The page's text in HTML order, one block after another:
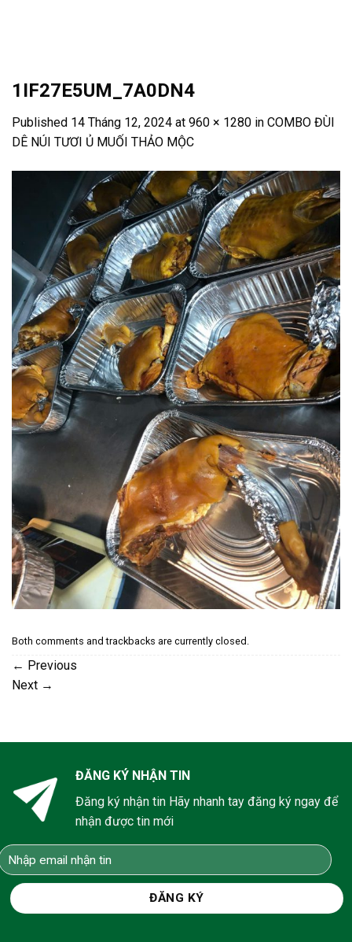
1IF27E5UM_7A0DN4
Published 14 Tháng 12, 2024 at 960 × 1280 in COMBO ĐÙI
DÊ NÚI TƯƠI Ủ MUỐI THẢO MỘC
Both comments and trackbacks are currently closed.
← Previous
Next →
ĐĂNG KÝ NHẬN TIN
Đăng ký nhận tin Hãy nhanh tay đăng ký ngay để
nhận được tin mới